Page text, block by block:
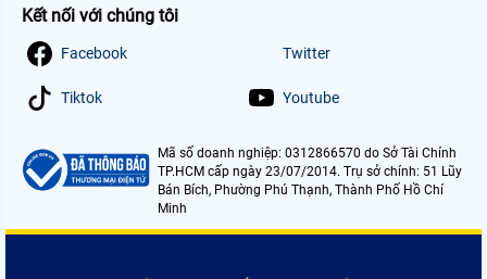
Kết nối với chúng tôi
Facebook Twitter
Tiktok Youtube
Mã số doanh nghiệp: 0312866570 do Sở Tài Chính
TP.HCM cấp ngày 23/07/2014. Trụ sở chính: 51 Lũy
Bán Bích, Phường Phú Thạnh, Thành Phố Hồ Chí
Minh